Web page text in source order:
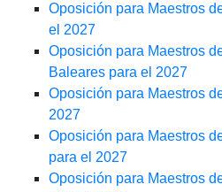
Oposición para Maestros
el 2027
Oposición para Maestros
Baleares para el 2027
Oposición para Maestros
2027
Oposición para Maestros
para el 2027
Oposición para Maestros